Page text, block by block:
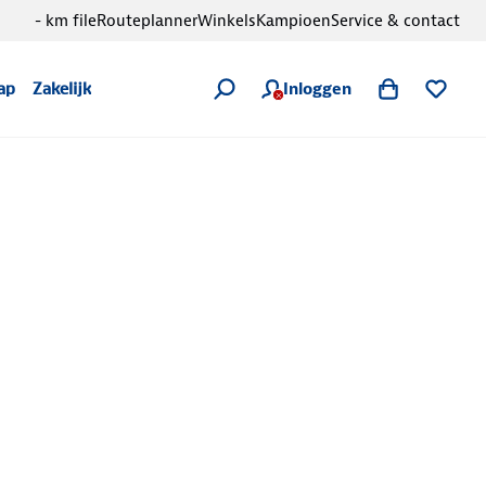
Zakelijk Inloggen
- km fileRouteplannerWinkelsKampioenService & contact